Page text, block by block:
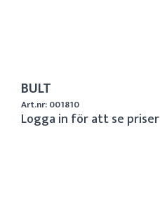
BULT
Art.nr: 001810
Logga in för att se priser